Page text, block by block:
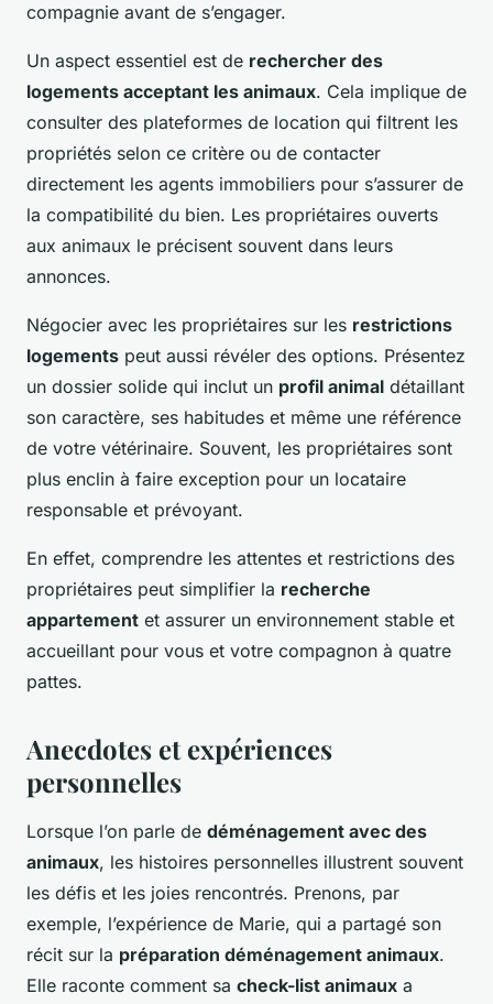
compagnie avant de s’engager.
Un aspect essentiel est de rechercher des
logements acceptant les animaux. Cela implique de
consulter des plateformes de location qui filtrent les
propriétés selon ce critère ou de contacter
directement les agents immobiliers pour s’assurer de
la compatibilité du bien. Les propriétaires ouverts
aux animaux le précisent souvent dans leurs
annonces.
Négocier avec les propriétaires sur les restrictions
logements peut aussi révéler des options. Présentez
un dossier solide qui inclut un profil animal détaillant
son caractère, ses habitudes et même une référence
de votre vétérinaire. Souvent, les propriétaires sont
plus enclin à faire exception pour un locataire
responsable et prévoyant.
En effet, comprendre les attentes et restrictions des
propriétaires peut simplifier la recherche
appartement et assurer un environnement stable et
accueillant pour vous et votre compagnon à quatre
pattes.
Anecdotes et expériences
personnelles
Lorsque l’on parle de déménagement avec des
animaux, les histoires personnelles illustrent souvent
les défis et les joies rencontrés. Prenons, par
exemple, l’expérience de Marie, qui a partagé son
récit sur la préparation déménagement animaux.
Elle raconte comment sa check-list animaux a